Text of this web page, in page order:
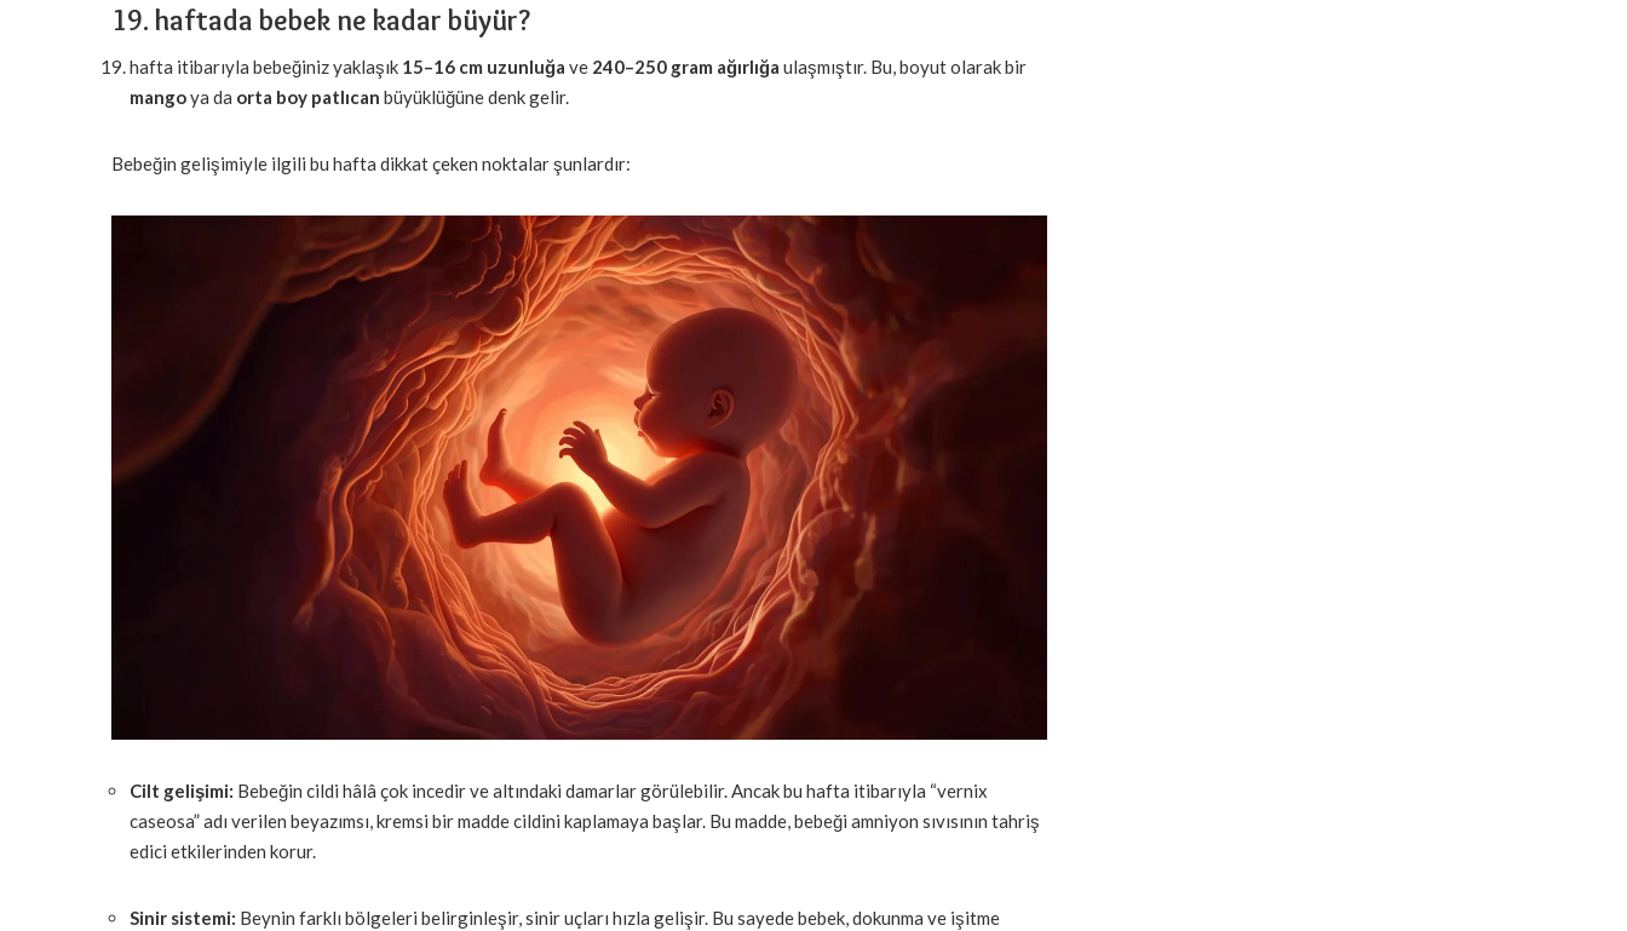
19. haftada bebek ne kadar büyür?
hafta itibarıyla bebeğiniz yaklaşık 15–16 cm uzunluğa ve 240–250 gram ağırlığa ulaşmıştır. Bu, boyut olarak bir
mangoya da orta boy patlıcan büyüklüğüne denk gelir.
Bebeğin gelişimiyle ilgili bu hafta dikkat çeken noktalar şunlardır:
Cilt gelişimi: Bebeğin cildi hâlâ çok incedir ve altındaki damarlar görülebilir. Ancak bu hafta itibarıyla “vernix
caseosa” adı verilen beyazımsı, kremsi bir madde cildini kaplamaya başlar. Bu madde, bebeği amniyon sıvısının tahriş
edici etkilerinden korur.
Sinir sistemi: Beynin farklı bölgeleri belirginleşir, sinir uçları hızla gelişir. Bu sayede bebek, dokunma ve işitme